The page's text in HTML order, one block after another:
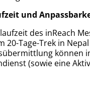
und
des inReach
20-Tage-Trek in
können
(sowie eine